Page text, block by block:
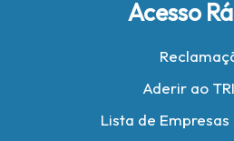
Acesso
Aderir ao
Lista de